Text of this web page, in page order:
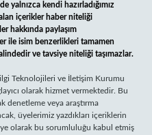
yalnızca kendi hazırladığımız
içerikler haber niteliği
hakkında paylaşım
ile isim benzerlikleri tamamen
ve tavsiye niteliği taşımazlar.
Teknolojileri ve İletişim Kurumu
olarak hizmet vermektedir. Bu
denetleme veya araştırma
üyelerimiz yazdıkları içeriklerin
olarak bu sorumluluğu kabul etmiş